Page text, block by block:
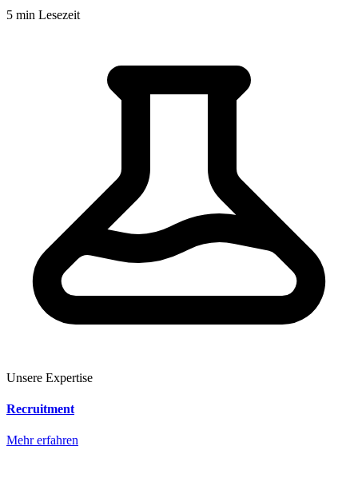
5 min Lesezeit
Unsere Expertise
Recruitment
Mehr erfahren